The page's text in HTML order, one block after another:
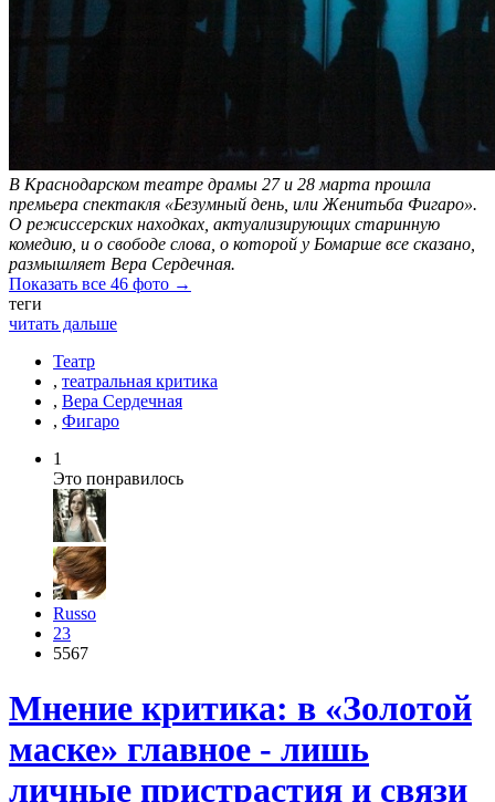
В Краснодарском театре драмы 27 и 28 марта прошла
премьера спектакля «Безумный день, или Женитьба Фигаро».
О режиссерских находках, актуализирующих старинную
комедию, и о свободе слова, о которой у Бомарше все сказано,
размышляет Вера Сердечная.
Показать все 46 фото →
теги
читать дальше
Театр
, театральная критика
, Вера Сердечная
, Фигаро
1
Это понравилось
Russo
23
5567
Мнение критика: в «Золотой
маске» главное - лишь
личные пристрастия и связи